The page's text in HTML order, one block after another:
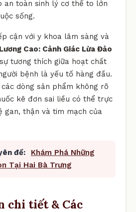
an toàn sinh lý cơ thể to lớn
sống.
cận với y khoa lâm sàng và
Cao: Cảnh Giác Lừa Đảo
tương thích giữa hoạt chất
bệnh là yếu tố hàng đầu.
dòng sản phẩm không rõ
kê đơn sai liều có thể trực
gan, thận và tim mạch của
đề:
Khám Phá Những
Tại Hai Bà Trưng
chi tiết & Các